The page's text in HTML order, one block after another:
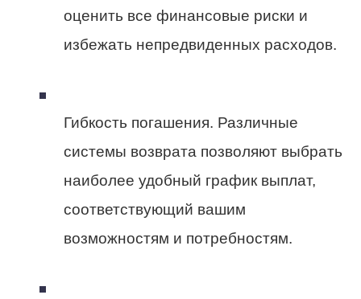
оценить все финансовые риски и
избежать непредвиденных расходов.
Гибкость погашения. Различные
системы возврата позволяют выбрать
наиболее удобный график выплат,
соответствующий вашим
возможностям и потребностям.